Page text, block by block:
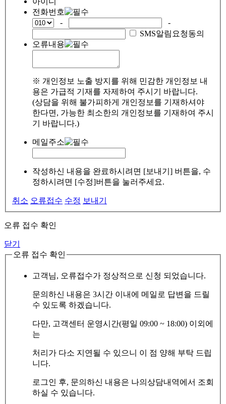
전화번호
-
-
SMS알림요청동의
오류내용
※ 개인정보 노출 방지를 위해 민감한 개인정보 내
용은 가급적 기재를 자제하여 주시기 바랍니다.
(상담을 위해 불가피하게 개인정보를 기재하셔야
한다면, 가능한 최소한의 개인정보를 기재하여 주시
기 바랍니다.)
메일주소
작성하신 내용을 완료하시려면 [보내기] 버튼을, 수
정하시려면 [수정]버튼을 눌러주세요.
취소 오류접수 수정 보내기
오류 접수 확인
닫기
오류 접수 확인
고객님, 오류접수가 정상적으로 신청 되었습니다.
문의하신 내용은 3시간 이내에 메일로 답변을 드릴
수 있도록 하겠습니다.
다만, 고객센터 운영시간(평일 09:00 ~ 18:00) 이외에
는
처리가 다소 지연될 수 있으니 이 점 양해 부탁 드립
니다.
로그인 후, 문의하신 내용은 나의상담내역에서 조회
하실 수 있습니다.